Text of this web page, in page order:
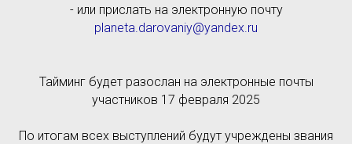
- или прислать на электронную почту
planeta.darovaniy@yandex.ru
Тайминг будет разослан на электронные почты
участников 17 февраля 2025
По итогам всех выступлений будут учреждены звания